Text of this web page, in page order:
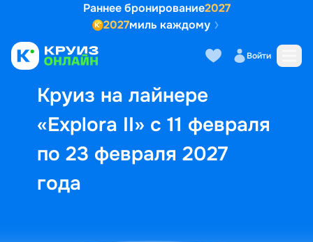
Раннее бронирование2027
2027миль каждому
Войти
Круиз на лайнере
«Explora II» с 11 февраля
по 23 февраля 2027
года
Выбор кают Маршрут и